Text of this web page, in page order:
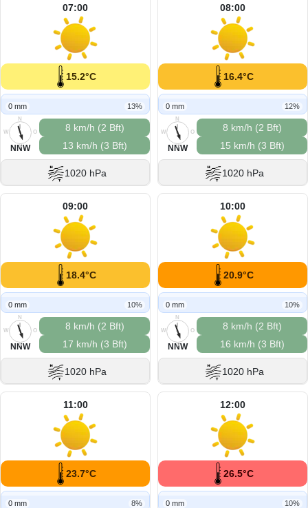
07:00
15.2°C
0 mm 13%
N
O
S
W
NNW
8 km/h (2 Bft)
13 km/h (3 Bft)
1020 hPa
08:00
16.4°C
0 mm 12%
N
O
S
W
NNW
8 km/h (2 Bft)
15 km/h (3 Bft)
1020 hPa
09:00
18.4°C
0 mm 10%
N
O
S
W
NNW
8 km/h (2 Bft)
17 km/h (3 Bft)
1020 hPa
10:00
20.9°C
0 mm 10%
N
O
S
W
NNW
8 km/h (2 Bft)
16 km/h (3 Bft)
1020 hPa
11:00
23.7°C
0 mm 8%
12:00
26.5°C
0 mm 10%